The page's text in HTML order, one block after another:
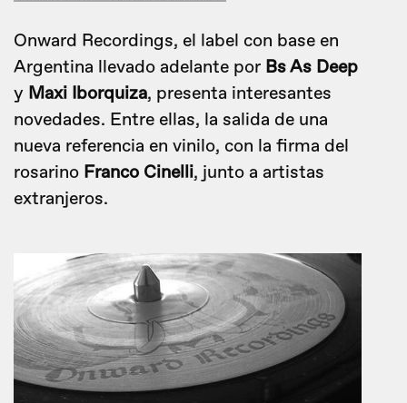
Onward Recordings, el label con base en
Argentina llevado adelante por Bs As Deep
y Maxi Iborquiza, presenta interesantes
novedades. Entre ellas, la salida de una
nueva referencia en vinilo, con la firma del
rosarino Franco Cinelli, junto a artistas
extranjeros.